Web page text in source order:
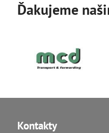
Ďakujeme
Kontakty